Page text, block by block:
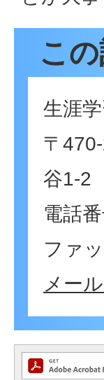
こ
生涯
〒
谷1-2
電話番
ファ
メー